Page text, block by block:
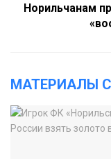
Норильчанам
МАТЕРИАЛЫ